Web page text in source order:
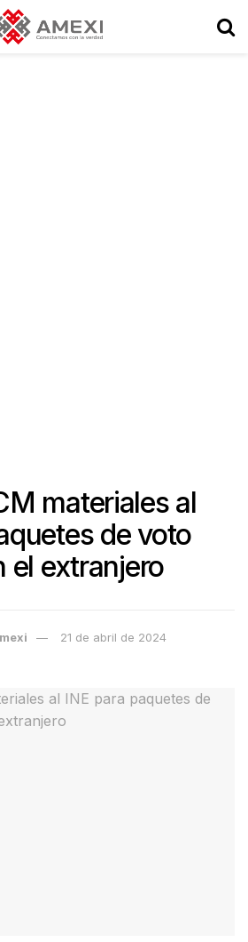
materiales al
de voto
el extranjero
21 de abril de 2024